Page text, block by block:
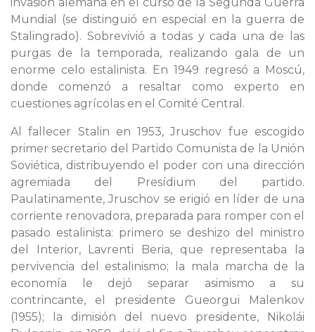
Mundial (se distinguió en especial en la guerra de
Stalingrado). Sobrevivió a todas y cada una de las
purgas de la temporada, realizando gala de un
enorme celo estalinista. En 1949 regresó a Moscú,
donde comenzó a resaltar como experto en
cuestiones agrícolas en el Comité Central.
Al fallecer Stalin en 1953, Jruschov fue escogido
primer secretario del Partido Comunista de la Unión
Soviética, distribuyendo el poder con una dirección
agremiada del Presídium del partido.
Paulatinamente, Jruschov se erigió en líder de una
corriente renovadora, preparada para romper con el
pasado estalinista: primero se deshizo del ministro
del Interior, Lavrenti Beria, que representaba la
pervivencia del estalinismo; la mala marcha de la
economía le dejó separar asimismo a su
contrincante, el presidente Gueorgui Malenkov
(1955); la dimisión del nuevo presidente, Nikolái